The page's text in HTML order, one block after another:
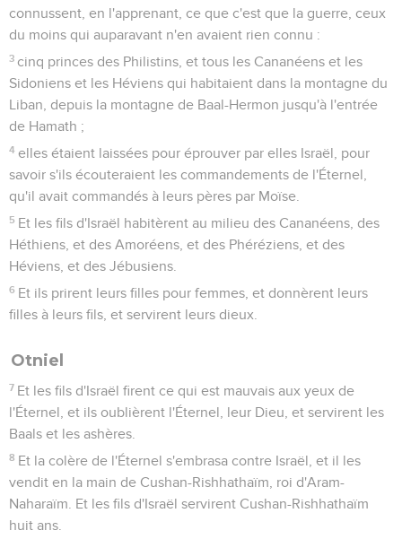
connussent, en l'apprenant, ce que c'est que la guerre, ceux
du moins qui auparavant n'en avaient rien connu :
3 cinq princes des Philistins, et tous les Cananéens et les
Sidoniens et les Héviens qui habitaient dans la montagne du
Liban, depuis la montagne de Baal-Hermon jusqu'à l'entrée
de Hamath ;
4 elles étaient laissées pour éprouver par elles Israël, pour
savoir s'ils écouteraient les commandements de l'Éternel,
qu'il avait commandés à leurs pères par Moïse.
5 Et les fils d'Israël habitèrent au milieu des Cananéens, des
Héthiens, et des Amoréens, et des Phéréziens, et des
Héviens, et des Jébusiens.
6 Et ils prirent leurs filles pour femmes, et donnèrent leurs
filles à leurs fils, et servirent leurs dieux.
Otniel
7 Et les fils d'Israël firent ce qui est mauvais aux yeux de
l'Éternel, et ils oublièrent l'Éternel, leur Dieu, et servirent les
Baals et les ashères.
8 Et la colère de l'Éternel s'embrasa contre Israël, et il les
vendit en la main de Cushan-Rishhathaïm, roi d'Aram-
Naharaïm. Et les fils d'Israël servirent Cushan-Rishhathaïm
huit ans.